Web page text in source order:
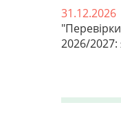
31.12.2026
2026/2027: